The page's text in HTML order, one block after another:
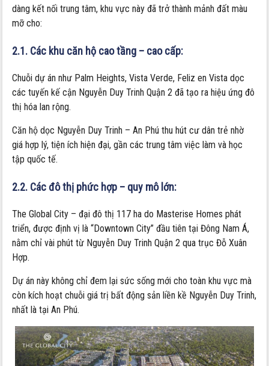
dàng kết nối trung tâm, khu vực này đã trở thành mảnh đất màu
mỡ cho:
2.1. Các khu căn hộ cao tầng – cao cấp:
Chuỗi dự án như Palm Heights, Vista Verde, Feliz en Vista dọc
các tuyến kế cận Nguyễn Duy Trinh Quận 2 đã tạo ra hiệu ứng đô
thị hóa lan rộng.
Căn hộ dọc Nguyễn Duy Trinh – An Phú thu hút cư dân trẻ nhờ
giá hợp lý, tiện ích hiện đại, gần các trung tâm việc làm và học
tập quốc tế.
2.2. Các đô thị phức hợp – quy mô lớn:
The Global City – đại đô thị 117 ha do Masterise Homes phát
triển, được định vị là “Downtown City” đầu tiên tại Đông Nam Á,
nằm chỉ vài phút từ Nguyễn Duy Trinh Quận 2 qua trục Đỗ Xuân
Hợp.
Dự án này không chỉ đem lại sức sống mới cho toàn khu vực mà
còn kích hoạt chuỗi giá trị bất động sản liền kề Nguyễn Duy Trinh,
nhất là tại An Phú.